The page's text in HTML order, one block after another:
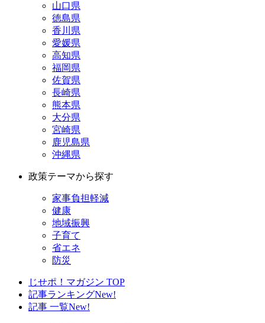
山口県
徳島県
香川県
愛媛県
高知県
福岡県
佐賀県
長崎県
熊本県
大分県
宮崎県
鹿児島県
沖縄県
政策テーマから探す
家事負担軽減
健康
地域振興
子育て
省エネ
防災
じせポ！マガジン TOP
記事ランキングNew!
記事 一覧New!